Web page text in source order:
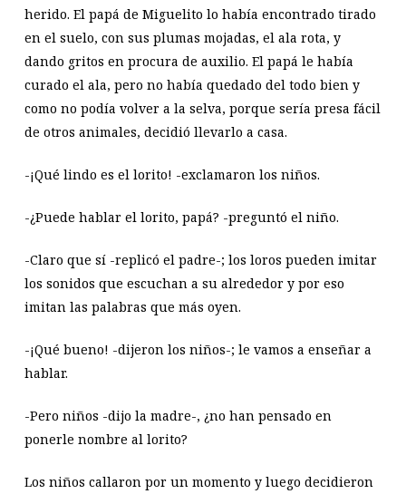
herido. El papá de Miguelito lo había encontrado tirado
en el suelo, con sus plumas mojadas, el ala rota, y
dando gritos en procura de auxilio. El papá le había
curado el ala, pero no había quedado del todo bien y
como no podía volver a la selva, porque sería presa fácil
de otros animales, decidió llevarlo a casa.
-¡Qué lindo es el lorito! -exclamaron los niños.
-¿Puede hablar el lorito, papá? -preguntó el niño.
-Claro que sí -replicó el padre-; los loros pueden imitar
los sonidos que escuchan a su alrededor y por eso
imitan las palabras que más oyen.
-¡Qué bueno! -dijeron los niños-; le vamos a enseñar a
hablar.
-Pero niños -dijo la madre-, ¿no han pensado en
ponerle nombre al lorito?
Los niños callaron por un momento y luego decidieron